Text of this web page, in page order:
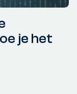
je het